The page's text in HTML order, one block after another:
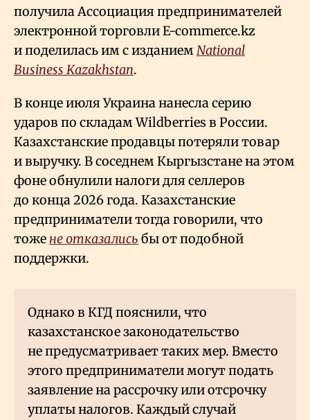
получила Ассоциация предпринимателей
электронной торговли E-commerce.kz
и поделилась им с изданиемNational
Business Kazakhstan.
В конце июля Украина нанесла серию
ударов по складам Wildberries в России.
Казахстанские продавцы потеряли товар
и выручку. В соседнем Кыргызстане на этом
фоне обнулили налоги для селлеров
до конца 2026 года. Казахстанские
предприниматели тогда говорили, что
тоже не отказались бы от подобной
поддержки.
Однако в КГД пояснили, что
казахстанское законодательство
не предусматривает таких мер. Вместо
этого предприниматели могут подать
заявление на рассрочку или отсрочку
уплаты налогов. Каждый случай